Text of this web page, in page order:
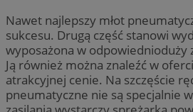
Nawet najlepszy młot
sukcesu. Drugą część stanowi
wyposażona w odpowiednioduży
Ją również można znaleźć w
atrakcyjnej cenie. Na szczęście
pneumatyczne nie są specjalnie